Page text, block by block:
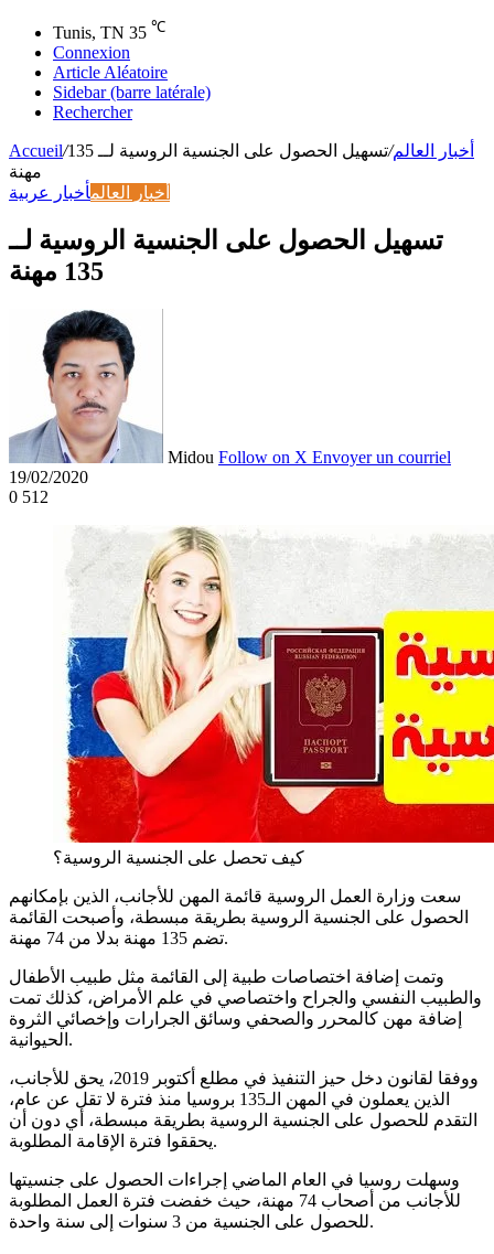
Tunis, TN 35 ℃
Connexion
Article Aléatoire
Sidebar (barre latérale)
Rechercher
Accueil/ أخبار العالم/
تسهيل الحصول على الجنسية الروسية لــ 135
مهنة
أخبار العالمأخبار عربية
تسهيل الحصول على الجنسية الروسية لــ
135 مهنة
Midou Follow on X Envoyer un courriel
19/02/2020
0 512
كيف تحصل على الجنسية الروسية؟
سعت وزارة العمل الروسية قائمة المهن للأجانب، الذين بإمكانهم
الحصول على الجنسية الروسية بطريقة مبسطة، وأصبحت القائمة
تضم 135 مهنة بدلا من 74 مهنة.
وتمت إضافة اختصاصات طبية إلى القائمة مثل طبيب الأطفال
والطبيب النفسي والجراح واختصاصي في علم الأمراض، كذلك تمت
إضافة مهن كالمحرر والصحفي وسائق الجرارات وإخصائي الثروة
الحيوانية.
ووفقا لقانون دخل حيز التنفيذ في مطلع أكتوبر 2019، يحق للأجانب،
الذين يعملون في المهن الـ135 بروسيا منذ فترة لا تقل عن عام،
التقدم للحصول على الجنسية الروسية بطريقة مبسطة، أي دون أن
يحققوا فترة الإقامة المطلوبة.
وسهلت روسيا في العام الماضي إجراءات الحصول على جنسيتها
للأجانب من أصحاب 74 مهنة، حيث خفضت فترة العمل المطلوبة
للحصول على الجنسية من 3 سنوات إلى سنة واحدة.